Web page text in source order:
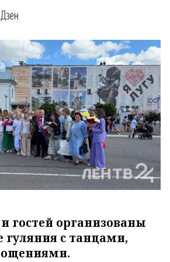
гостей организованы
с танцами,